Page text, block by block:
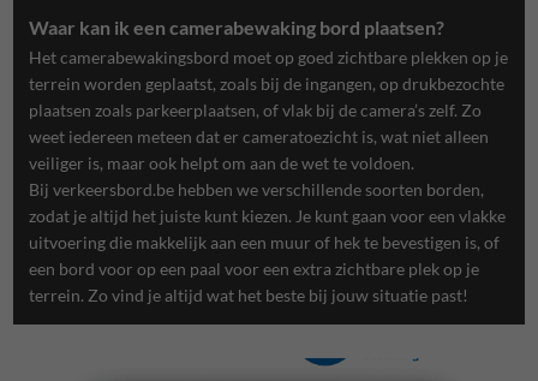
Waar kan ik een camerabewaking bord plaatsen?
Het camerabewakingsbord moet op goed zichtbare plekken op je
terrein worden geplaatst, zoals bij de ingangen, op drukbezochte
plaatsen zoals parkeerplaatsen, of vlak bij de camera’s zelf. Zo
weet iedereen meteen dat er cameratoezicht is, wat niet alleen
veiliger is, maar ook helpt om aan de wet te voldoen.
Bij verkeersbord.be hebben we verschillende soorten borden,
zodat je altijd het juiste kunt kiezen. Je kunt gaan voor een vlakke
uitvoering die makkelijk aan een muur of hek te bevestigen is, of
een bord voor op een paal voor een extra zichtbare plek op je
terrein. Zo vind je altijd wat het beste bij jouw situatie past!